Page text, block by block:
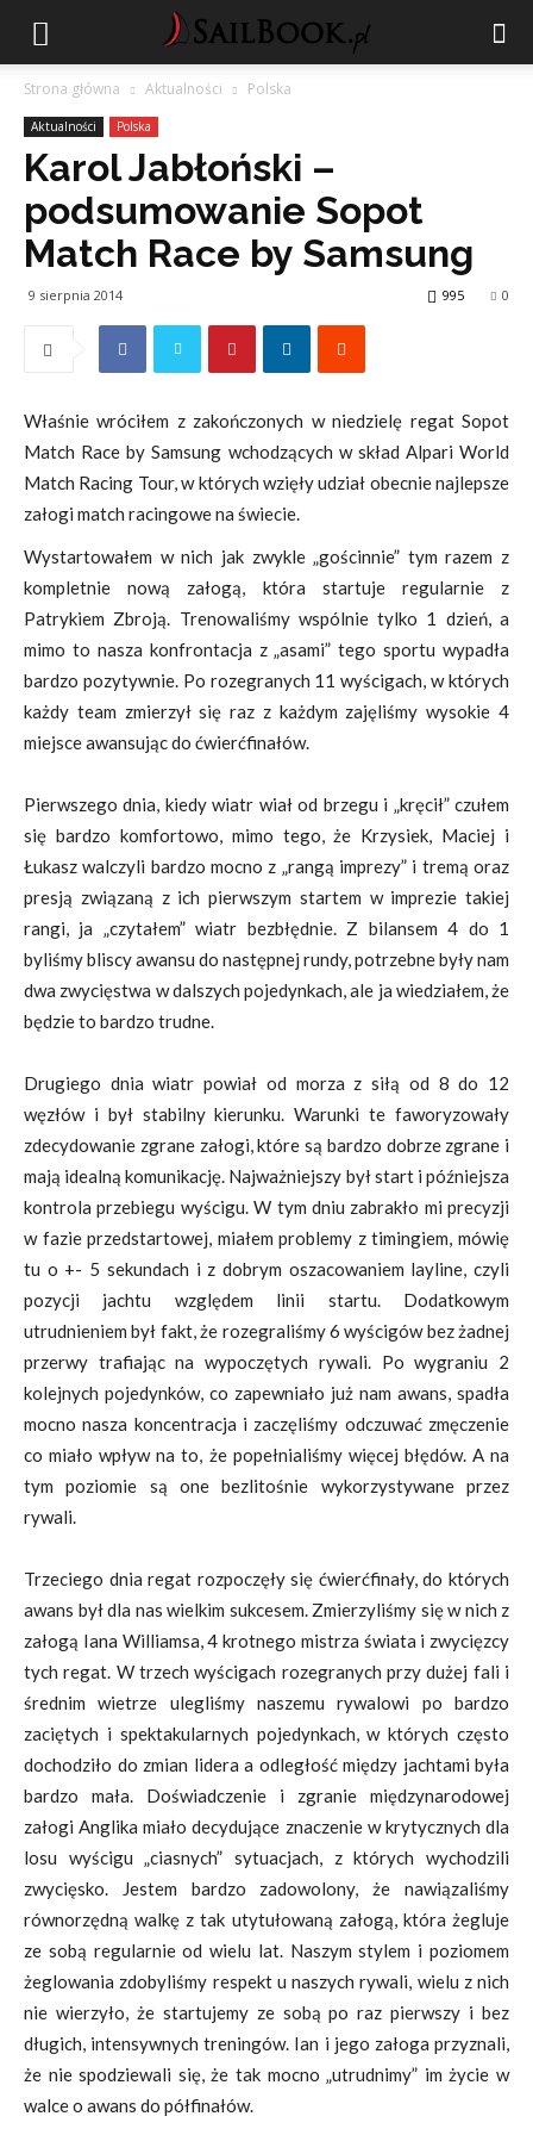
Strona główna Aktualności Polska
Aktualności Polska
Karol Jabłoński –
podsumowanie Sopot
Match Race by Samsung
9 sierpnia 2014 0
995
Właśnie wróciłem z zakończonych w niedzielę regat Sopot
Match Race by Samsung wchodzących w skład Alpari World
Match Racing Tour, w których wzięły udział obecnie najlepsze
załogi match racingowe na świecie.
Wystartowałem w nich jak zwykle „gościnnie” tym razem z
kompletnie nową załogą, która startuje regularnie z
Patrykiem Zbroją. Trenowaliśmy wspólnie tylko 1 dzień, a
mimo to nasza konfrontacja z „asami” tego sportu wypadła
bardzo pozytywnie. Po rozegranych 11 wyścigach, w których
każdy team zmierzył się raz z każdym zajęliśmy wysokie 4
miejsce awansując do ćwierćfinałów.
Pierwszego dnia, kiedy wiatr wiał od brzegu i „kręcił” czułem
się bardzo komfortowo, mimo tego, że Krzysiek, Maciej i
Łukasz walczyli bardzo mocno z „rangą imprezy” i tremą oraz
presją związaną z ich pierwszym startem w imprezie takiej
rangi, ja „czytałem” wiatr bezbłędnie. Z bilansem 4 do 1
byliśmy bliscy awansu do następnej rundy, potrzebne były nam
dwa zwycięstwa w dalszych pojedynkach, ale ja wiedziałem, że
będzie to bardzo trudne.
Drugiego dnia wiatr powiał od morza z siłą od 8 do 12
węzłów i był stabilny kierunku. Warunki te faworyzowały
zdecydowanie zgrane załogi, które są bardzo dobrze zgrane i
mają idealną komunikację. Najważniejszy był start i późniejsza
kontrola przebiegu wyścigu. W tym dniu zabrakło mi precyzji
w fazie przedstartowej, miałem problemy z timingiem, mówię
tu o +- 5 sekundach i z dobrym oszacowaniem layline, czyli
pozycji jachtu względem linii startu. Dodatkowym
utrudnieniem był fakt, że rozegraliśmy 6 wyścigów bez żadnej
przerwy trafiając na wypoczętych rywali. Po wygraniu 2
kolejnych pojedynków, co zapewniało już nam awans, spadła
mocno nasza koncentracja i zaczęliśmy odczuwać zmęczenie
co miało wpływ na to, że popełnialiśmy więcej błędów. A na
tym poziomie są one bezlitośnie wykorzystywane przez
rywali.
Trzeciego dnia regat rozpoczęły się ćwierćfinały, do których
awans był dla nas wielkim sukcesem. Zmierzyliśmy się w nich z
załogą Iana Williamsa, 4 krotnego mistrza świata i zwycięzcy
tych regat. W trzech wyścigach rozegranych przy dużej fali i
średnim wietrze ulegliśmy naszemu rywalowi po bardzo
zaciętych i spektakularnych pojedynkach, w których często
dochodziło do zmian lidera a odległość między jachtami była
bardzo mała. Doświadczenie i zgranie międzynarodowej
załogi Anglika miało decydujące znaczenie w krytycznych dla
losu wyścigu „ciasnych” sytuacjach, z których wychodzili
zwycięsko. Jestem bardzo zadowolony, że nawiązaliśmy
równorzędną walkę z tak utytułowaną załogą, która żegluje
ze sobą regularnie od wielu lat. Naszym stylem i poziomem
żeglowania zdobyliśmy respekt u naszych rywali, wielu z nich
nie wierzyło, że startujemy ze sobą po raz pierwszy i bez
długich, intensywnych treningów. Ian i jego załoga przyznali,
że nie spodziewali się, że tak mocno „utrudnimy” im życie w
walce o awans do półfinałów.